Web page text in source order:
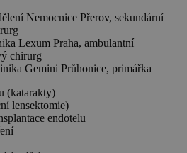
Nemocnice Přerov, sekundární
Lexum Praha, ambulantní
chirurg
Gemini Průhonice, primářka
(katarakty)
lensektomie)
endotelu